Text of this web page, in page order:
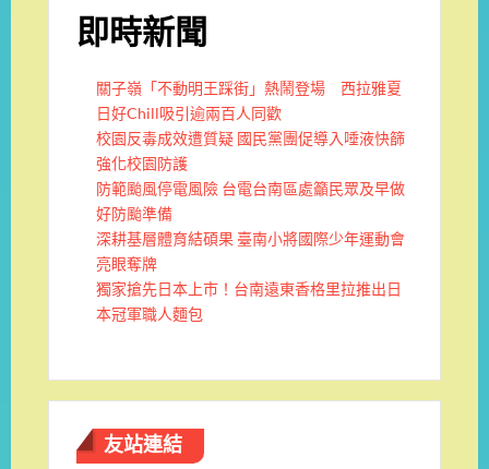
即時新聞
關子嶺「不動明王踩街」熱鬧登場 西拉雅夏
日好Chill吸引逾兩百人同歡
校園反毒成效遭質疑 國民黨團促導入唾液快篩
強化校園防護
防範颱風停電風險 台電台南區處籲民眾及早做
好防颱準備
深耕基層體育結碩果 臺南小將國際少年運動會
亮眼奪牌
獨家搶先日本上市！台南遠東香格里拉推出日
本冠軍職人麵包
友站連結